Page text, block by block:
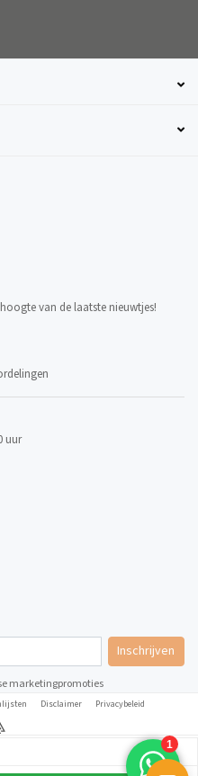
van de laatste nieuwtjes!
uur
Inschrijven
marketingpromoties
Disclaimer Privacybeleid